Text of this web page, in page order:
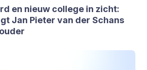
en nieuw col­le­ge in zicht:
Jan Pie­ter van der Schans